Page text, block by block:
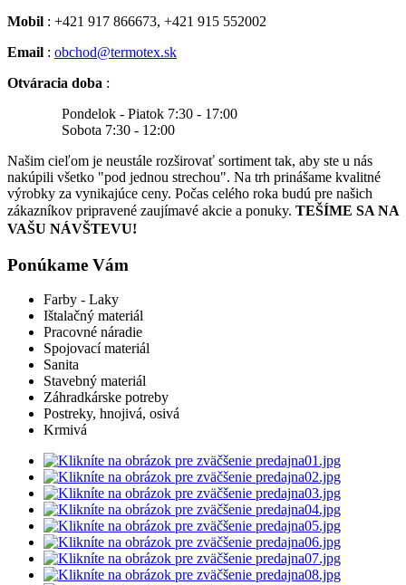
Mobil : +421 917 866673, +421 915 552002
Email : obchod@termotex.sk
Otváracia doba :
Pondelok - Piatok 7:30 - 17:00
Sobota 7:30 - 12:00
Našim cieľom je neustále rozširovať sortiment tak, aby ste u nás
nakúpili všetko "pod jednou strechou". Na trh prinášame kvalitné
výrobky za vynikajúce ceny. Počas celého roka budú pre našich
zákazníkov pripravené zaujímavé akcie a ponuky. TEŠÍME SA NA
VAŠU NÁVŠTEVU!
Ponúkame Vám
Farby - Laky
Ištalačný materiál
Pracovné náradie
Spojovací materiál
Sanita
Stavebný materiál
Záhradkárske potreby
Postreky, hnojivá, osivá
Krmivá